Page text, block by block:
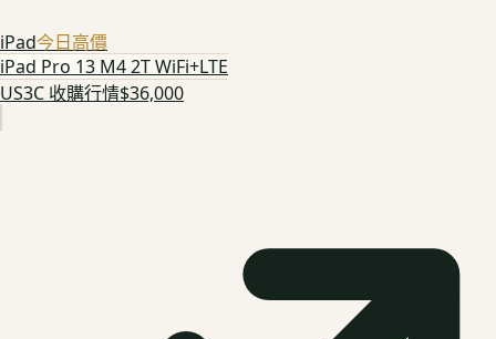
iPad今日高價
iPad Pro 13 M4 2T WiFi+LTE
US3C 收購行情$36,000